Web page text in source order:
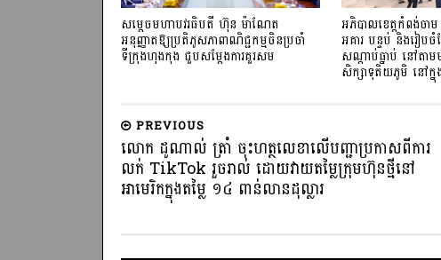
សម្តេចមហាបវរធិបតី ហ៊ុន ម៉ាណែត
អនុញ្ញាតឱ្យប្រតិភូសភាពាណិជ្ជកម្មចិន​ប្រចាំ
ទីក្រុងហុងកុង ជួបសម្តែងការគួរសម
អភិបាលខេត្តកំពង់ចា
អគារ បន្ទប់ និងរៀប
សណ្តាប់ធ្នាប់ នៅត
សិក្សាទុតិយភូមិ នៅក្នុ
PREVIOUS
លោក ដូណាល់ ត្រាំ ចុះហត្ថលេខាលើបញ្ជាប្រកាសពីការ
លក់ TikTok រួចរាល់ ដោយវាយតម្លៃក្រុមហ៊ុនថ្មីនៅ
អាមេរិកក្នុងតម្លៃ ១៤ ពាន់លានដុល្លារ